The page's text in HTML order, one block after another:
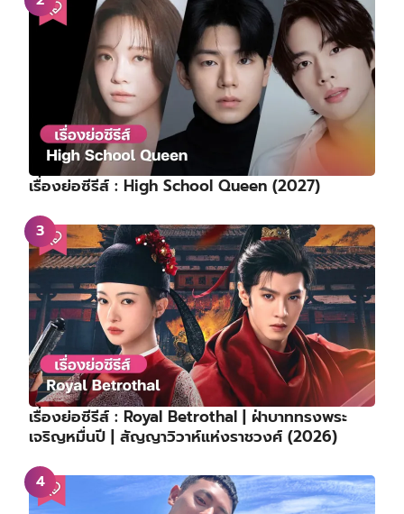
เรื่องย่อซีรีส์ : High School Queen (2027)
เรื่องย่อซีรีส์ : Royal Betrothal | ฝ่าบาททรงพระ
เจริญหมื่นปี | สัญญาวิวาห์แห่งราชวงศ์ (2026)